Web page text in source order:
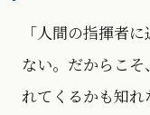
「人間の指揮者
ない。だからこ
れてくるかも知れ